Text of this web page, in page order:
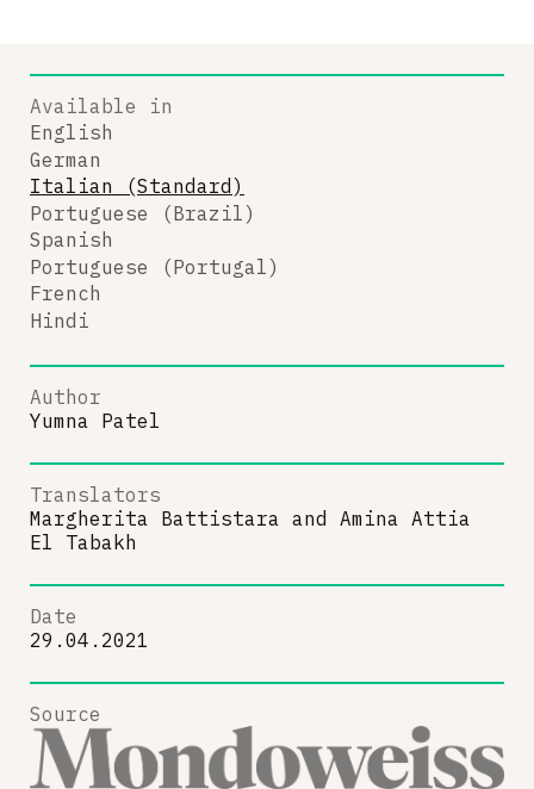
Available in
English
German
Italian (Standard)
Portuguese (Brazil)
Spanish
Portuguese (Portugal)
French
Hindi
Author
Yumna Patel
Translators
Margherita Battistara and Amina Attia
El Tabakh
Date
29.04.2021
Source